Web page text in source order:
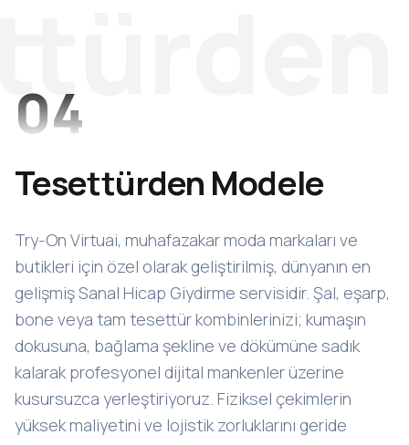
04
Tesettürden Modele
Try-On Virtuai, muhafazakar moda markaları ve
butikleri için özel olarak geliştirilmiş, dünyanın en
gelişmiş Sanal Hicap Giydirme servisidir. Şal, eşarp,
bone veya tam tesettür kombinlerinizi; kumaşın
dokusuna, bağlama şekline ve dökümüne sadık
kalarak profesyonel dijital mankenler üzerine
kusursuzca yerleştiriyoruz. Fiziksel çekimlerin
yüksek maliyetini ve lojistik zorluklarını geride